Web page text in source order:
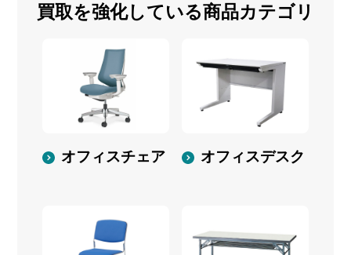
買取を強化している商品カテゴリ
オフィスチェア オフィスデスク